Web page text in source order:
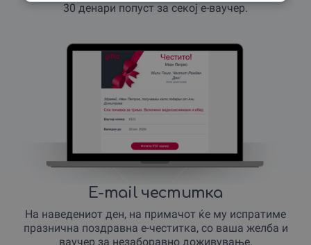
30 денари попуст за секој е-ваучер.
E-mail честитка
На наведениот ден, на примачот ќе му испратиме
празнична поздравна е-честитка, со ваша желба и
ваучер за незаборавно доживување.